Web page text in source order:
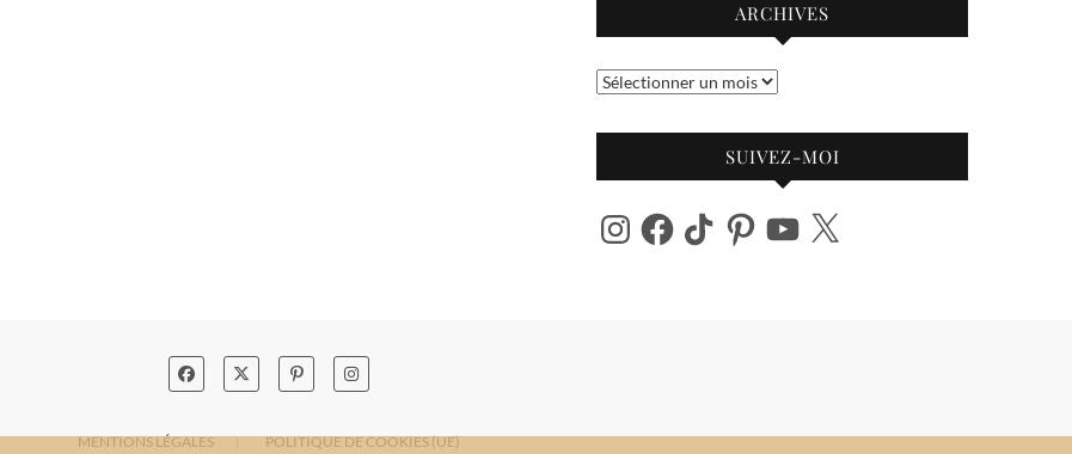
ARCHIVES
Archives
SUIVEZ-MOI
InstagramFacebook
TikTok PinterestYouTube
X
MENTIONS LÉGALES POLITIQUE DE COOKIES (UE)